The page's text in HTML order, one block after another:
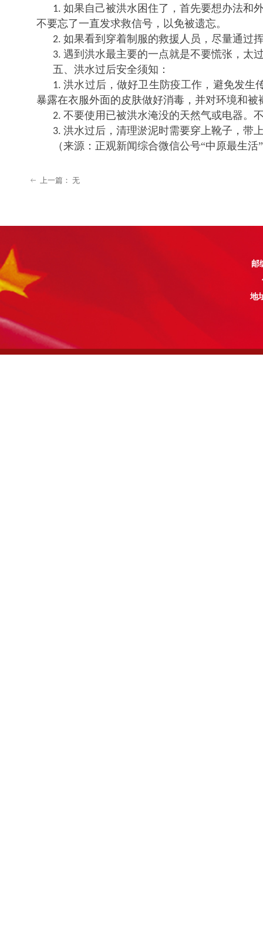
1.如果自己被洪水困住了，首先要想办法和
不要忘了一直发求救信号，以免被遗忘。
2. 如果看到穿着制服的救援人员，尽量通过
3. 遇到洪水最主要的一点就是不要慌张，太
五、洪水过后安全须知：
1.洪水过后，做好卫生防疫工作，避免发生
暴露在衣服外面的皮肤做好消毒，并对环境和被
2. 不要使用已被洪水淹没的天然气或电器。
3. 洪水过后，清理淤泥时需要穿上靴子，带
（来源：正观新闻综合微信公号“中原最生活
ꂃ 上一篇： 无
邮
地